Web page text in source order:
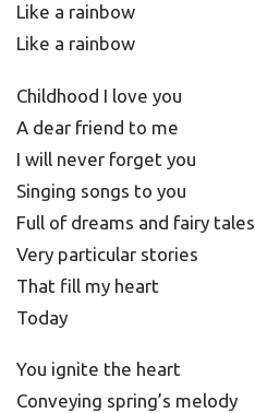
Like a rainbow
Like a rainbow
Childhood I love you
A dear friend to me
I will never forget you
Singing songs to you
Full of dreams and fairy tales
Very particular stories
That fill my heart
Today
You ignite the heart
Conveying spring’s melody